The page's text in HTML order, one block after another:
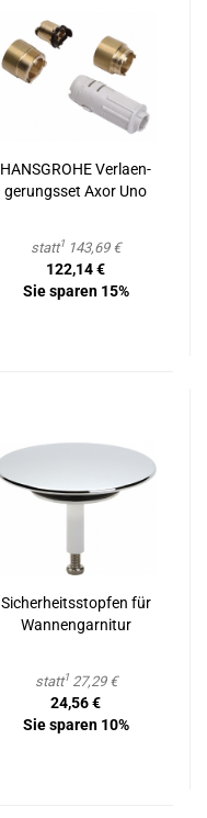
HANS­GRO­HE Ver­la­en­
ge­rungs­set Axor Uno
statt1 143,69 €
122,14 €
Sie sparen 15%
Si­cher­heits­stop­fen für
Wan­nen­gar­ni­tur
statt127,29 €
24,56 €
Sie sparen 10%